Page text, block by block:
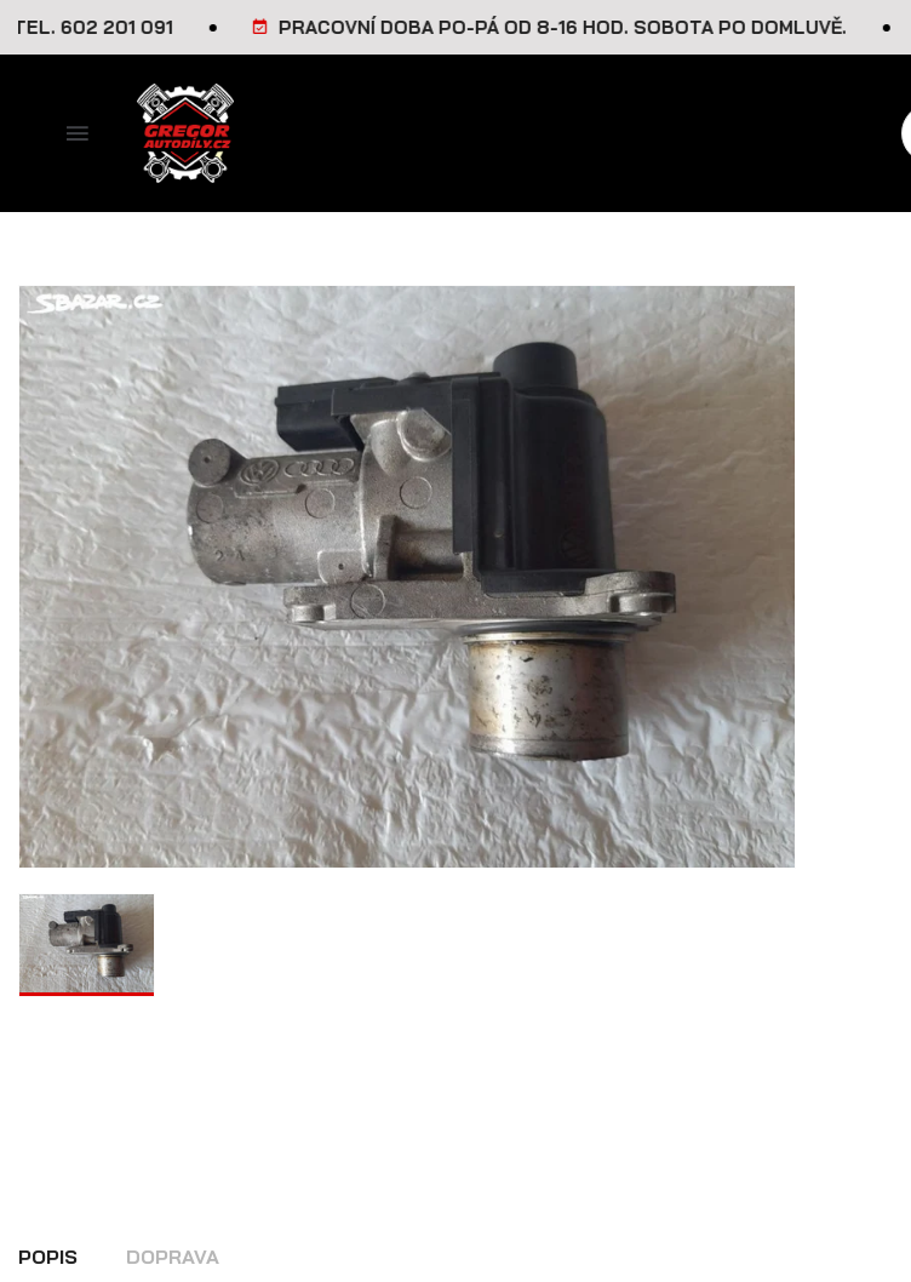
602 201 091 PRACOVNÍ DOBA PO-PÁ OD 8-16 HOD. SOBOTA PO DOMLUVĚ.
POPIS DOPRAVA